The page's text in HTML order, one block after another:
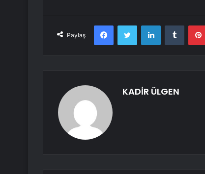
Paylaş
FacebookTwitter LinkedInTumblr
KADİR ÜLGEN